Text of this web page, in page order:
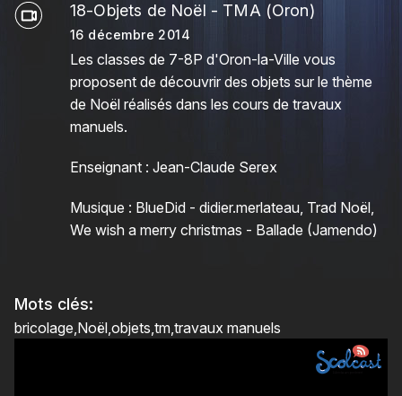
18-Objets de Noël - TMA (Oron)
16 décembre 2014
Les classes de 7-8P d'Oron-la-Ville vous
proposent de découvrir des objets sur le thème
de Noël réalisés dans les cours de travaux
manuels.
Enseignant : Jean-Claude Serex
Musique : BlueDid - didier.merlateau, Trad Noël,
We wish a merry christmas - Ballade (Jamendo)
Mots clés:
bricolage Noël objets tm travaux manuels